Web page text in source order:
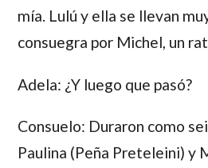
mía. Lulú y ella se llevan
consuegra por Michel, un
Adela: ¿Y luego que pasó?
Consuelo: Duraron como
Paulina (Peña Preteleini) y